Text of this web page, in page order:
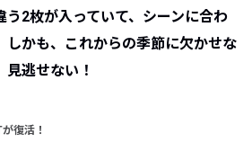
う2枚が入っていて、シーンに合わ
しかも、これからの季節に欠かせな
逃せない！
復活！